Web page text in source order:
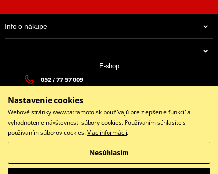
Info o nákupe
E-shop
052 / 77 57 009
Po - Pia 9:00-17:00 | So: 9:00-13:00 | Ne: Zatvorené
Facebook
Copyright © 2026 www.tatramoto.sk
Všetky práva vyhradené
Nastavenie cookies
Webové stránky www.tatramoto.sk používajú pre zlepšenie funkcií a
vyhodnotenie návštevnosti súbory cookies. Používaním súhlasíte s
používaním súborov cookies.Viac informácií.
Nesúhlasím